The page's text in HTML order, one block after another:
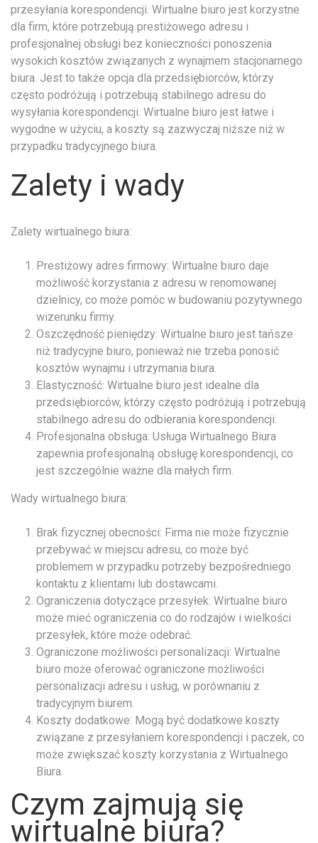
przesyłania korespondencji. Wirtualne biuro jest korzystne
dla firm, które potrzebują prestiżowego adresu i
profesjonalnej obsługi bez konieczności ponoszenia
wysokich kosztów związanych z wynajmem stacjonarnego
biura. Jest to także opcja dla przedsiębiorców, którzy
często podróżują i potrzebują stabilnego adresu do
wysyłania korespondencji. Wirtualne biuro jest łatwe i
wygodne w użyciu, a koszty są zazwyczaj niższe niż w
przypadku tradycyjnego biura.
Zalety i wady
Zalety wirtualnego biura:
Prestiżowy adres firmowy: Wirtualne biuro daje
możliwość korzystania z adresu w renomowanej
dzielnicy, co może pomóc w budowaniu pozytywnego
wizerunku firmy.
Oszczędność pieniędzy: Wirtualne biuro jest tańsze
niż tradycyjne biuro, ponieważ nie trzeba ponosić
kosztów wynajmu i utrzymania biura.
Elastyczność: Wirtualne biuro jest idealne dla
przedsiębiorców, którzy często podróżują i potrzebują
stabilnego adresu do odbierania korespondencji.
Profesjonalna obsługa: Usługa Wirtualnego Biura
zapewnia profesjonalną obsługę korespondencji, co
jest szczególnie ważne dla małych firm.
Wady wirtualnego biura:
Brak fizycznej obecności: Firma nie może fizycznie
przebywać w miejscu adresu, co może być
problemem w przypadku potrzeby bezpośredniego
kontaktu z klientami lub dostawcami.
Ograniczenia dotyczące przesyłek: Wirtualne biuro
może mieć ograniczenia co do rodzajów i wielkości
przesyłek, które może odebrać.
Ograniczone możliwości personalizacji: Wirtualne
biuro może oferować ograniczone możliwości
personalizacji adresu i usług, w porównaniu z
tradycyjnym biurem.
Koszty dodatkowe: Mogą być dodatkowe koszty
związane z przesyłaniem korespondencji i paczek, co
może zwiększać koszty korzystania z Wirtualnego
Biura.
Czym zajmują się
wirtualne biura?